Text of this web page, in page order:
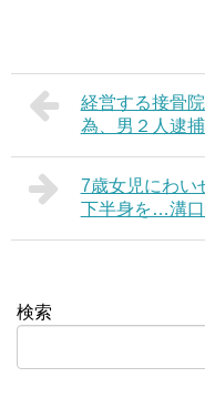
経営する接骨
為、男２人逮
7歳女児にわ
下半身を…溝口
検索